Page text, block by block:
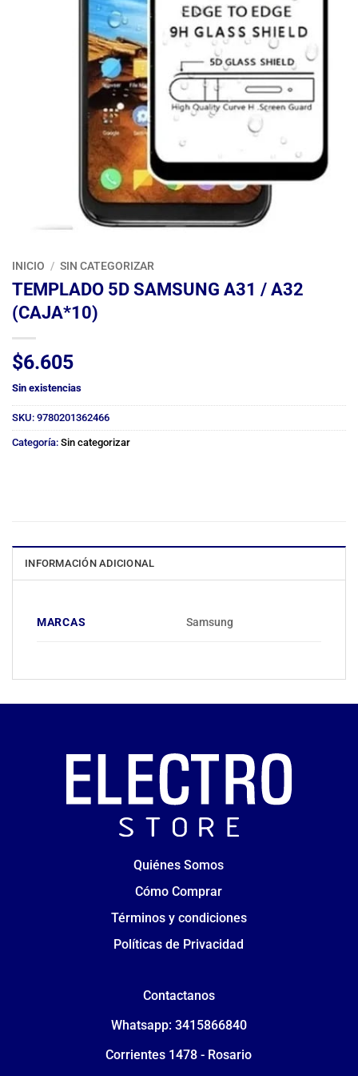
INICIO / SIN CATEGORIZAR
TEMPLADO 5D SAMSUNG A31 / A32
(CAJA*10)
$6.605
Sin existencias
SKU: 9780201362466
Categoría: Sin categorizar
INFORMACIÓN ADICIONAL
MARCAS Samsung
Quiénes Somos
Cómo Comprar
Términos y condiciones
Políticas de Privacidad
Contactanos
Whatsapp: 3415866840
Corrientes 1478 - Rosario